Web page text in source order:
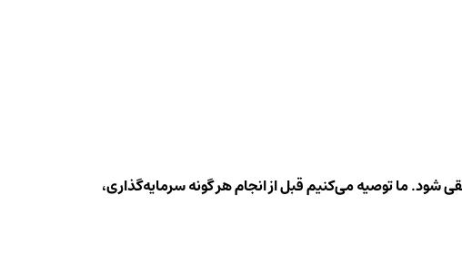
شود. ما توصیه می‌کنیم قبل از انجام هر گونه سرمایه‌گذاری،